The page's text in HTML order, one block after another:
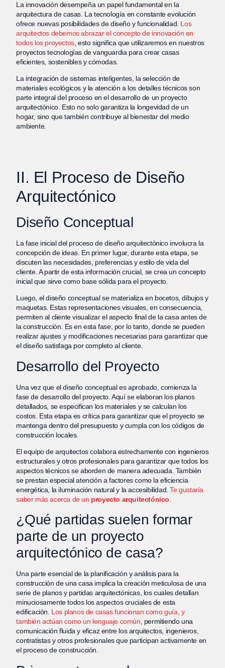
La innovación desempeña un papel fundamental en la
arquitectura de casas. La tecnología en constante evolución
ofrece nuevas posibilidades de diseño y funcionalidad. Los
arquitectos debemos abrazar el concepto de innovación en
todos los proyectos, esto significa que utilizaremos en nuestros
proyectos tecnologías de vanguardia para crear casas
eficientes, sostenibles y cómodas.
La integración de sistemas inteligentes, la selección de
materiales ecológicos y la atención a los detalles técnicos son
parte integral del proceso en el desarrollo de un proyecto
arquitectónico. Esto no solo garantiza la longevidad de un
hogar, sino que también contribuye al bienestar del medio
ambiente.
II. El Proceso de Diseño
Arquitectónico
Diseño Conceptual
La fase inicial del proceso de diseño arquitectónico involucra la
concepción de ideas. En primer lugar, durante esta etapa, se
discuten las necesidades, preferencias y estilo de vida del
cliente. A partir de esta información crucial, se crea un concepto
inicial que sirve como base sólida para el proyecto.
Luego, el diseño conceptual se materializa en bocetos, dibujos y
maquetas. Estas representaciones visuales, en consecuencia,
permiten al cliente visualizar el aspecto final de la casa antes de
la construcción. Es en esta fase, por lo tanto, donde se pueden
realizar ajustes y modificaciones necesarias para garantizar que
el diseño satisfaga por completo al cliente.
Desarrollo del Proyecto
Una vez que el diseño conceptual es aprobado, comienza la
fase de desarrollo del proyecto. Aquí se elaboran los planos
detallados, se especifican los materiales y se calculan los
costos. Esta etapa es crítica para garantizar que el proyecto se
mantenga dentro del presupuesto y cumpla con los códigos de
construcción locales.
El equipo de arquitectos colabora estrechamente con ingenieros
estructurales y otros profesionales para garantizar que todos los
aspectos técnicos se aborden de manera adecuada. También
se prestan especial atención a factores como la eficiencia
energética, la iluminación natural y la accesibilidad.Te gustaría
saber más acerca de un proyecto arquitectónico
¿Qué partidas suelen formar
parte de un proyecto
arquitectónico de casa?
Una parte esencial de la planificación y análisis para la
construcción de una casa implica la creación meticulosa de una
serie de planos y partidas arquitectónicas, los cuales detallan
minuciosamente todos los aspectos cruciales de esta
edificación. Los planos de casas funcionan como guía, y
también actúan como un lenguaje común, permitiendo una
comunicación fluida y eficaz entre los arquitectos, ingenieros,
contratistas y otros profesionales que participan activamente en
el proceso de construcción.